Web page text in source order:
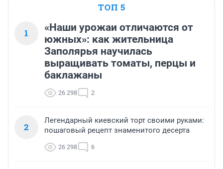
ТОП 5
1
«Наши урожаи отличаются от
южных»: как жительница
Заполярья научилась
выращивать томаты, перцы и
баклажаны
26 298 2
2
Легендарный киевский торт своими руками:
пошаговый рецепт знаменитого десерта
26 298 6